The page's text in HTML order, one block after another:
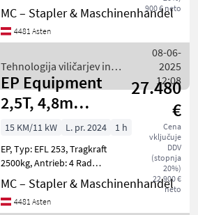
900 € neto
Vrsta jambora: Standard,
Čelni nakladalnik / viličar, :
Čelni nakladalnik / viličar
MC – Stapler & Maschinenhandel
4481 Asten
Tehnologija viličarjev in
skladišča / EP Equipment
08-06-
2025
12:08
EP Equipment
2,5T, 4,8m
Triplex
NEUGERÄT
27.480
€
Cena
vključuje
DDV
(stopnja
20%)
22.900 €
neto
15 KM/11 kW L. pr. 2024
1 h
EP, Typ: EFL 253, Tragkraft
2500kg, Antrieb: 4 Rad
Elektro Frontgabel-Stapler,
Baujahr: 2024,
Betriebsstunden: 1,
MC – Stapler & Maschinenhandel
4481 Asten